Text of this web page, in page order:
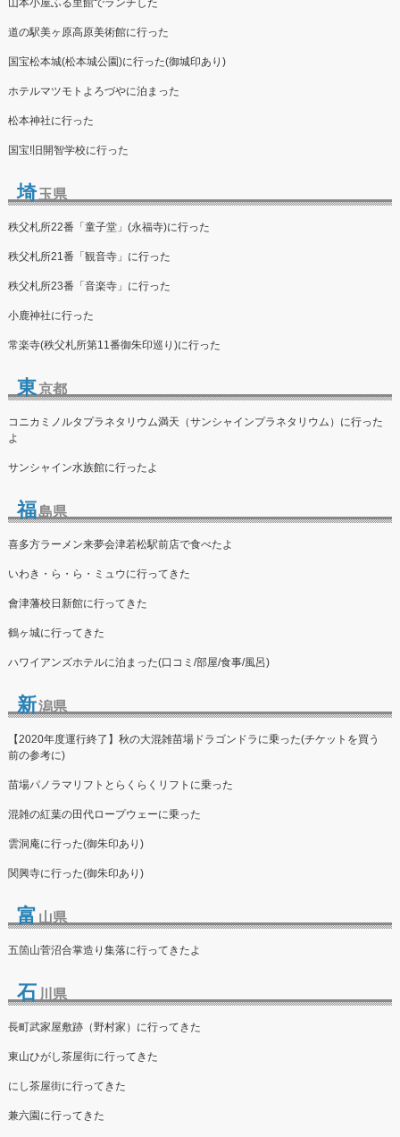
山本小屋ふる里館でランチした
道の駅美ヶ原高原美術館に行った
国宝松本城(松本城公園)に行った(御城印あり)
ホテルマツモトよろづやに泊まった
松本神社に行った
国宝!旧開智学校に行った
埼玉県
秩父札所22番「童子堂」(永福寺)に行った
秩父札所21番「観音寺」に行った
秩父札所23番「音楽寺」に行った
小鹿神社に行った
常楽寺(秩父札所第11番御朱印巡り)に行った
東京都
コニカミノルタプラネタリウム満天（サンシャインプラネタリウム）に行った
よ
サンシャイン水族館に行ったよ
福島県
喜多方ラーメン来夢会津若松駅前店で食べたよ
いわき・ら・ら・ミュウに行ってきた
會津藩校日新館に行ってきた
鶴ヶ城に行ってきた
ハワイアンズホテルに泊まった(口コミ/部屋/食事/風呂)
新潟県
【2020年度運行終了】秋の大混雑苗場ドラゴンドラに乗った(チケットを買う
前の参考に)
苗場パノラマリフトとらくらくリフトに乗った
混雑の紅葉の田代ロープウェーに乗った
雲洞庵に行った(御朱印あり)
関興寺に行った(御朱印あり)
富 山県
五箇山菅沼合掌造り集落に行ってきたよ
石 川県
長町武家屋敷跡（野村家）に行ってきた
東山ひがし茶屋街に行ってきた
にし茶屋街に行ってきた
兼六園に行ってきた